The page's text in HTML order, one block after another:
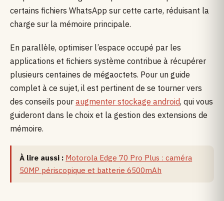
certains fichiers WhatsApp sur cette carte, réduisant la
charge sur la mémoire principale.
En parallèle, optimiser l’espace occupé par les
applications et fichiers système contribue à récupérer
plusieurs centaines de mégaoctets. Pour un guide
complet à ce sujet, il est pertinent de se tourner vers
des conseils pouraugmenter stockage android, qui vous
guideront dans le choix et la gestion des extensions de
mémoire.
À lire aussi : Motorola Edge 70 Pro Plus : caméra
50MP périscopique et batterie 6500mAh